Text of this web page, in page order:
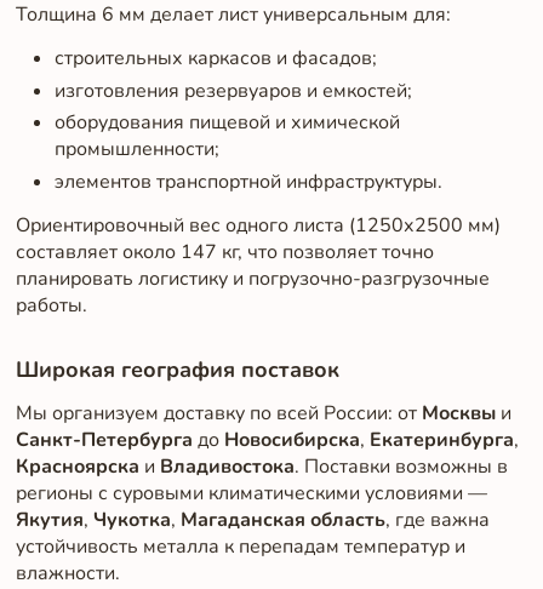
Толщина 6 мм делает лист универсальным для:
строительных каркасов и фасадов;
изготовления резервуаров и емкостей;
оборудования пищевой и химической
промышленности;
элементов транспортной инфраструктуры.
Ориентировочный вес одного листа (1250х2500 мм)
составляет около 147 кг, что позволяет точно
планировать логистику и погрузочно-разгрузочные
работы.
Широкая география поставок
Мы организуем доставку по всей России: от Москвыи
Санкт-Петербурга до Новосибирска, Екатеринбурга,
Красноярска и Владивостока. Поставки возможны в
регионы с суровыми климатическими условиями —
Якутия, Чукотка, Магаданская область, где важна
устойчивость металла к перепадам температур и
влажности.